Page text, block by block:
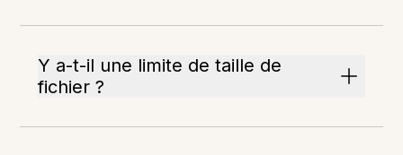
Y a-t-il une limite de taille de
fichier ?